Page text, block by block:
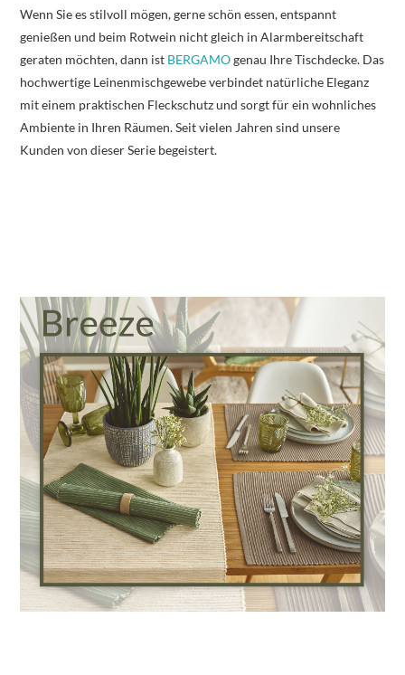
Wenn Sie es stilvoll mögen, gerne schön essen, entspannt
genießen und beim Rotwein nicht gleich in Alarmbereitschaft
geraten möchten, dann ist BERGAMOgenau Ihre Tischdecke. Das
hochwertige Leinenmischgewebe verbindet natürliche Eleganz
mit einem praktischen Fleckschutz und sorgt für ein wohnliches
Ambiente in Ihren Räumen. Seit vielen Jahren sind unsere
Kunden von dieser Serie begeistert.